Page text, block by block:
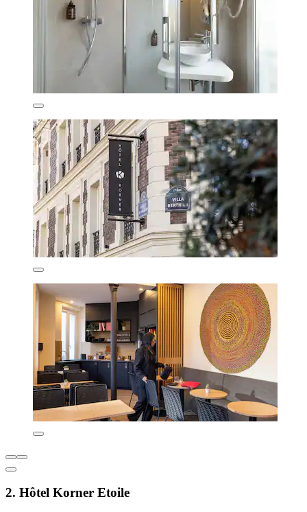
2. Hôtel Korner Etoile